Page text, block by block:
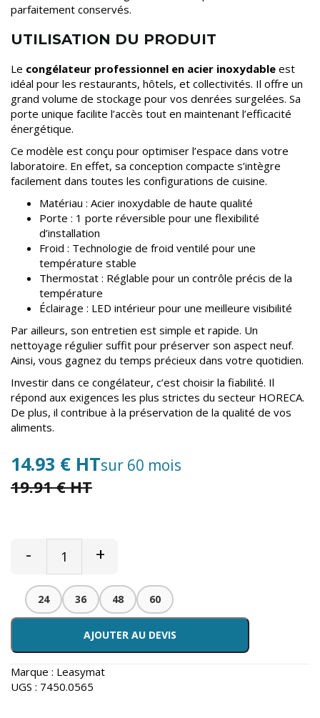
parfaitement conservés.
UTILISATION DU PRODUIT
Le congélateur professionnel en acier inoxydable est
idéal pour les restaurants, hôtels, et collectivités. Il offre un
grand volume de stockage pour vos denrées surgelées. Sa
porte unique facilite l’accès tout en maintenant l’efficacité
énergétique.
Ce modèle est conçu pour optimiser l’espace dans votre
laboratoire. En effet, sa conception compacte s’intègre
facilement dans toutes les configurations de cuisine.
Matériau : Acier inoxydable de haute qualité
Porte : 1 porte réversible pour une flexibilité
d’installation
Froid : Technologie de froid ventilé pour une
température stable
Thermostat : Réglable pour un contrôle précis de la
température
Éclairage : LED intérieur pour une meilleure visibilité
Par ailleurs, son entretien est simple et rapide. Un
nettoyage régulier suffit pour préserver son aspect neuf.
Ainsi, vous gagnez du temps précieux dans votre quotidien.
Investir dans ce congélateur, c’est choisir la fiabilité. Il
répond aux exigences les plus strictes du secteur HORECA.
De plus, il contribue à la préservation de la qualité de vos
aliments.
14.93 € HTsur 60 mois
19.91 € HT
- +
24 36 48 60
AJOUTER AU DEVIS
Marque : Leasymat
UGS : 7450.0565